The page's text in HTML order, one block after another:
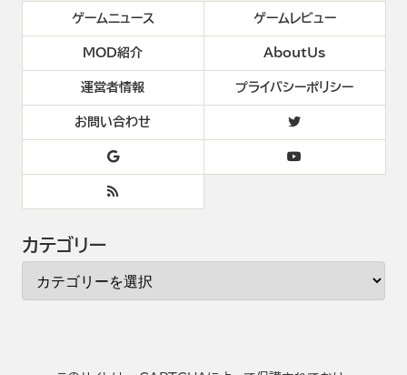
ゲームニュース ゲームレビュー
MOD紹介 AboutUs
運営者情報 プライバシーポリシー
お問い合わせ
カテゴリー